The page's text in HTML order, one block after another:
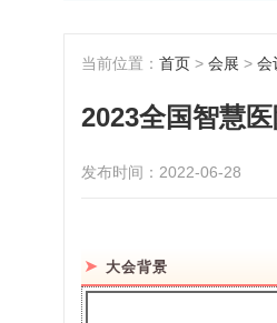
当前位置： 首页 > 会展 > 会
2023全国智慧
发布时间：2022-06-28
➤ 大会背景